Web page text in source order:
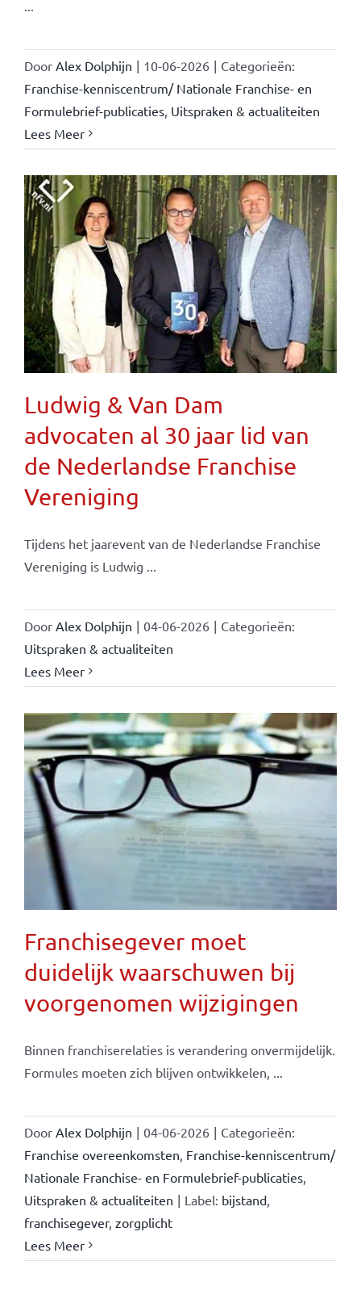
Door Alex Dolphijn | 10-06-2026 | Categorieën:
Franchise-kenniscentrum/ Nationale Franchise- en
Formulebrief-publicaties, Uitspraken & actualiteiten
Lees Meer
Ludwig & Van Dam
advocaten al 30 jaar lid van
de Nederlandse Franchise
Vereniging
Tijdens het jaarevent van de Nederlandse Franchise
Vereniging is Ludwig ...
Door Alex Dolphijn | 04-06-2026 | Categorieën:
Uitspraken & actualiteiten
Lees Meer
Franchisegever moet
duidelijk waarschuwen bij
voorgenomen wijzigingen
Binnen franchiserelaties is verandering onvermijdelijk.
Formules moeten zich blijven ontwikkelen, ...
Door Alex Dolphijn | 04-06-2026 | Categorieën:
Franchise overeenkomsten, Franchise-kenniscentrum/
Nationale Franchise- en Formulebrief-publicaties,
Uitspraken & actualiteiten | Label: bijstand,
franchisegever, zorgplicht
Lees Meer